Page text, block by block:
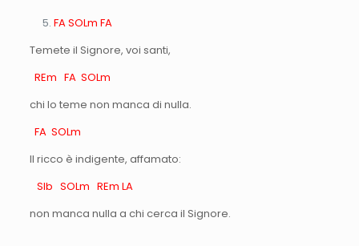
FA SOLm FA
Temete il Signore, voi santi,
REm FA SOLm
chi lo teme non manca di nulla.
FA SOLm
Il ricco è indigente, affamato:
SIb SOLm REm LA
non manca nulla a chi cerca il Signore.